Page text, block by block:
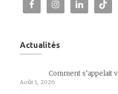
Actualités
Comment s’appelait
Août 1, 2026